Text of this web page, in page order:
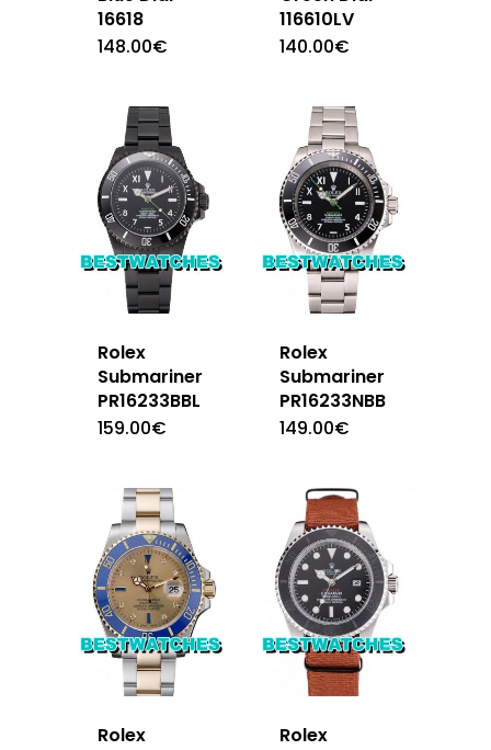
16618
148.00€
116610LV
140.00€
Rolex
Submariner
PR16233BBL
159.00€
Rolex
Submariner
PR16233NBB
149.00€
Rolex
Rolex